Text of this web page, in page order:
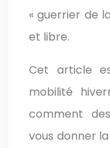
« guerrier de
et libre.
Cet article
mobilité
comment
vous donner